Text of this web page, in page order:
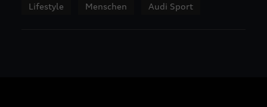
Lifestyle Menschen Audi Sport